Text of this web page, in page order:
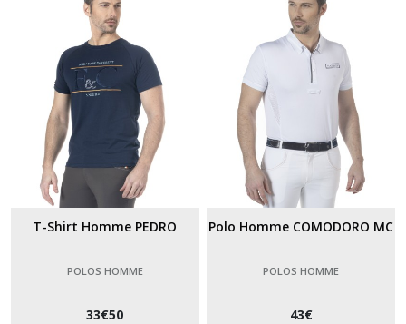
T-Shirt Homme PEDRO
POLOS HOMME
33€50
Polo Homme COMODORO MC
POLOS HOMME
43€
Polos
homme
(3)
Afficher